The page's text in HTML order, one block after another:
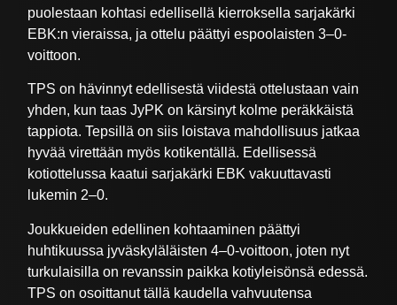
puolestaan kohtasi edellisellä kierroksella sarjakärki
EBK:n vieraissa, ja ottelu päättyi espoolaisten 3–0-
voittoon.
TPS on hävinnyt edellisestä viidestä ottelustaan vain
yhden, kun taas JyPK on kärsinyt kolme peräkkäistä
tappiota. Tepsillä on siis loistava mahdollisuus jatkaa
hyvää virettään myös kotikentällä. Edellisessä
kotiottelussa kaatui sarjakärki EBK vakuuttavasti
lukemin 2–0.
Joukkueiden edellinen kohtaaminen päättyi
huhtikuussa jyväskyläläisten 4–0-voittoon, joten nyt
turkulaisilla on revanssin paikka kotiyleisönsä edessä.
TPS on osoittanut tällä kaudella vahvuutensa